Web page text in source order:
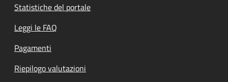
Statistiche del portale
Leggi le FAQ
Pagamenti
Riepilogo valutazioni